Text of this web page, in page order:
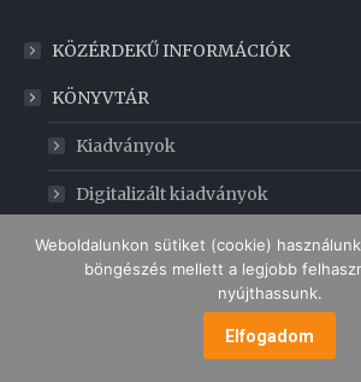
KÖZÉRDEKŰ INFORMÁCIÓK
KÖNYVTÁR
Kiadványok
Digitalizált kiadványok
GABONAMÚZEUM
MENÜ
Weboldalunkon sütiket (cookie)
böngészés mellett a legjobb
nyújthassunk.
Elfogadom